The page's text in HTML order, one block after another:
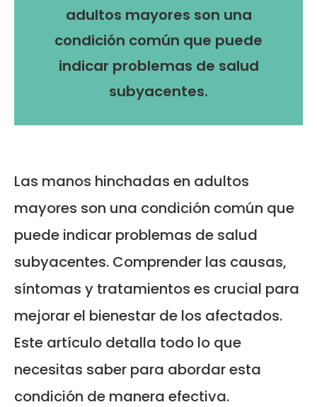
adultos mayores son una
condición común que puede
indicar problemas de salud
subyacentes.
Las manos hinchadas en adultos
mayores son una condición común que
puede indicar problemas de salud
subyacentes. Comprender las causas,
síntomas y tratamientos es crucial para
mejorar el bienestar de los afectados.
Este artículo detalla todo lo que
necesitas saber para abordar esta
condición de manera efectiva.